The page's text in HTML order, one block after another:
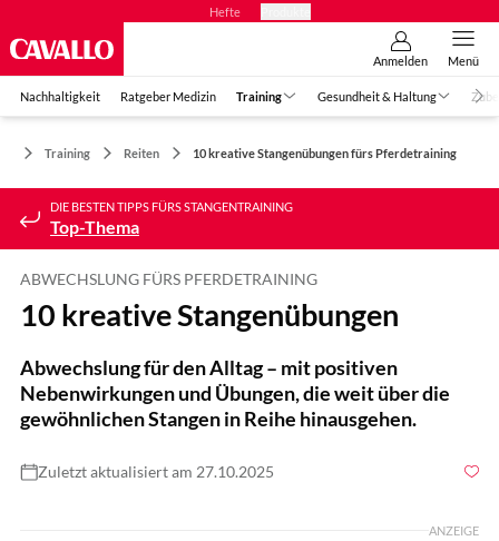
Hefte
Anmelden Menü
Nachhaltigkeit Ratgeber Medizin Training Gesundheit & Haltung
Training Reiten 10 kreative Stangenübungen fürs Pferdetraining
DIE BESTEN TIPPS FÜRS STANGENTRAINING
Top-Thema
ABWECHSLUNG FÜRS PFERDETRAINING
10 kreative Stangenübungen
Abwechslung für den Alltag – mit positiven
Nebenwirkungen und Übungen, die weit über die
gewöhnlichen Stangen in Reihe hinausgehen.
Zuletzt aktualisiert am 27.10.2025
ANZEIGE